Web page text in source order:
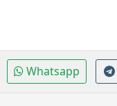
Whatsapp